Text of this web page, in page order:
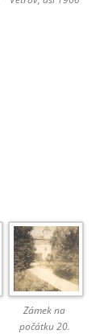
Zámek na
počátku 20.